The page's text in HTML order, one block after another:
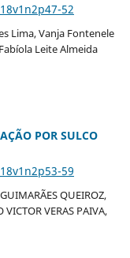
52
Lima, Vanja Fontenele
Leite Almeida
POR SULCO
59
QUEIROZ,
VICTOR VERAS PAIVA,